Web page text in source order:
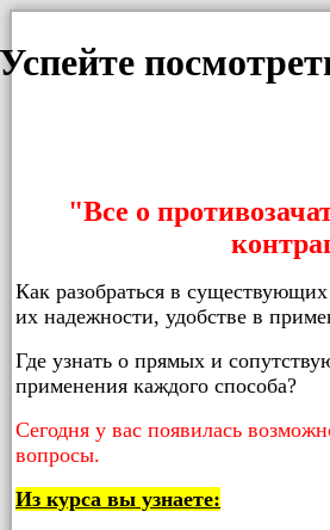
Успейте
"Все о
Как разобраться в
их надежности, удобстве в
Где узнать о прямых и
применения каждого способа?
Сегодня у вас появилась
вопросы.
Из курса вы узнаете: